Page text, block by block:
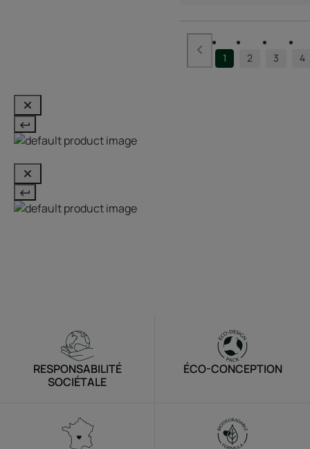
1 2 3 4
RESPONSABILITÉ
SOCIÉTALE
ÉCO-CONCEPTION